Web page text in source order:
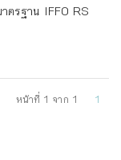
ตรฐาน IFFO RS
หน้าที่ 1 จาก 1 1